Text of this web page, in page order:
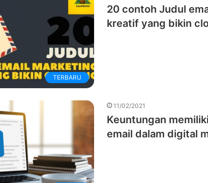
TERBARU
20 contoh Judul
kreatif yang bikin
11/02/2021
Keuntungan
email dalam digital